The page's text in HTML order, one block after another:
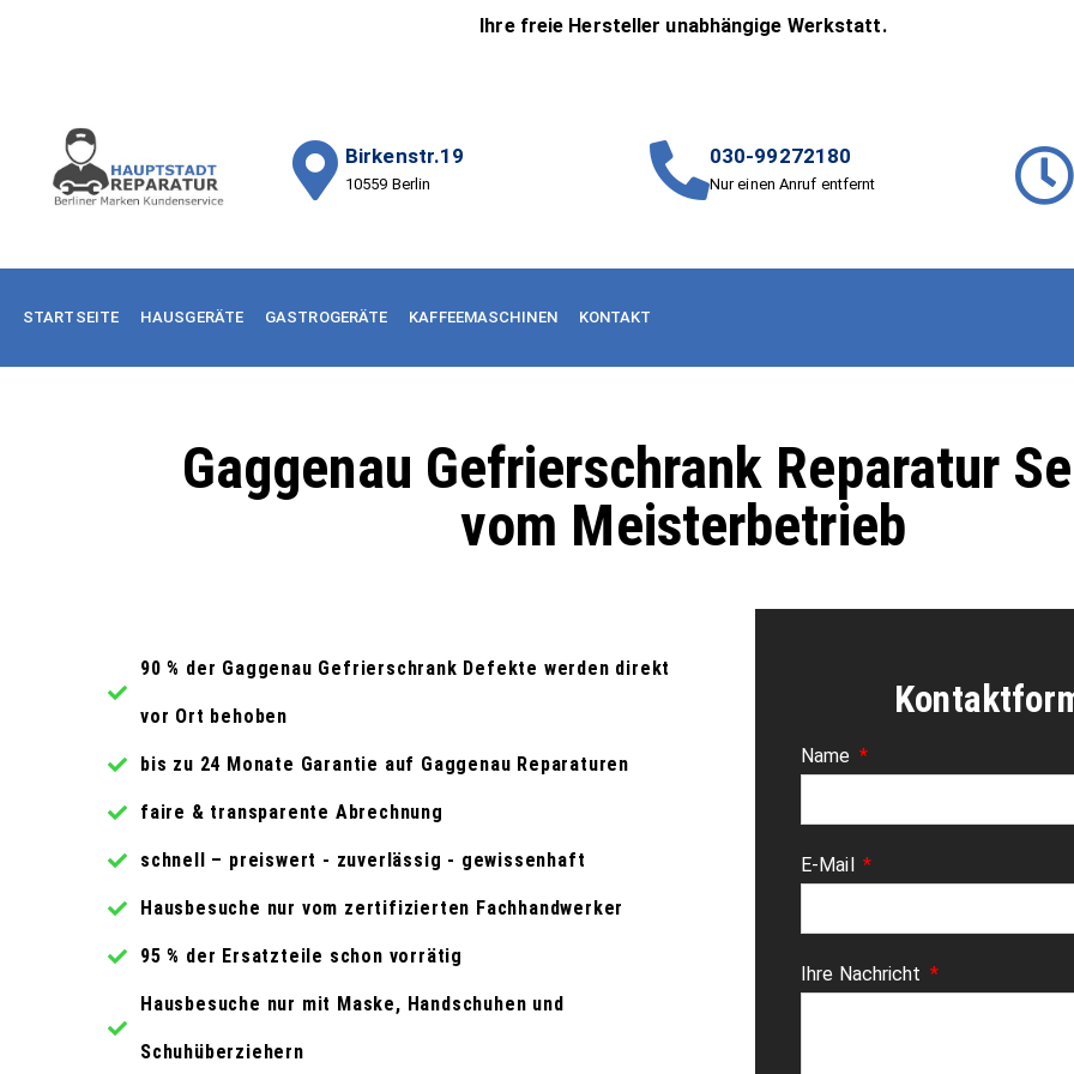
Ihre freie Hersteller unabhängige Werkstatt.
Birkenstr.19
10559 Berlin
030-99272180
Nur einen Anruf entfernt
STARTSEITE HAUSGERÄTE GASTROGERÄTE KAFFEEMASCHINEN KONTAKT
Gaggenau Gefrierschrank Reparatur
vom Meisterbetrieb
90 % der Gaggenau Gefrierschrank Defekte werden direkt
vor Ort behoben
bis zu 24 Monate Garantie auf Gaggenau Reparaturen
faire & transparente Abrechnung
schnell – preiswert - zuverlässig - gewissenhaft
Hausbesuche nur vom zertifizierten Fachhandwerker
95 % der Ersatzteile schon vorrätig
Hausbesuche nur mit Maske, Handschuhen und
Schuhüberziehern
Name
E-Mail
Ihre Nachricht